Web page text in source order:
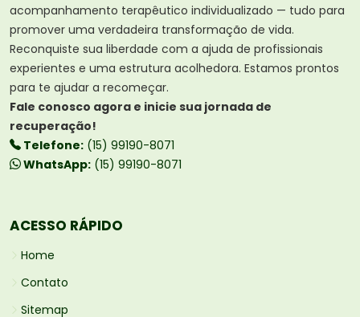
acompanhamento terapêutico individualizado — tudo para
promover uma verdadeira transformação de vida.
Reconquiste sua liberdade com a ajuda de profissionais
experientes e uma estrutura acolhedora. Estamos prontos
para te ajudar a recomeçar.
Fale conosco agora e inicie sua jornada de
recuperação!
Telefone: (15) 99190-8071
WhatsApp: (15) 99190-8071
ACESSO RÁPIDO
Home
Contato
Sitemap